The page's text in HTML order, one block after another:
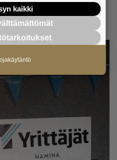
Kuva: Hannu
kaikki